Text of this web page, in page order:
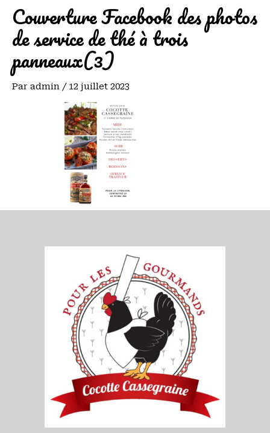
Couverture Facebook des photos
de service de thé à trois
panneaux(3)
Par admin / 12 juillet 2023